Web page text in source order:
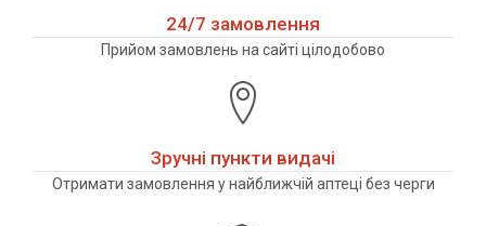
24/7 замовлення
Прийом замовлень на сайті цілодобово
Зручні пункти видачі
Отримати замовлення у найближчій аптеці без черги